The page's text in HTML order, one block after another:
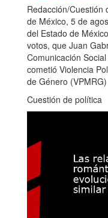
Redacción/
de México, 5 de
del Estado de
votos, que Juan
Comunicación
cometió Violencia
de Género (VPMRG)
Cuestión de política